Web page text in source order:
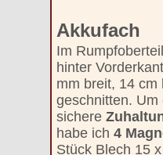
Akkufach
Im
hinter
mm breit, 14 cm
geschnitten.
sichere
habe ich 4
Stück Blech 15